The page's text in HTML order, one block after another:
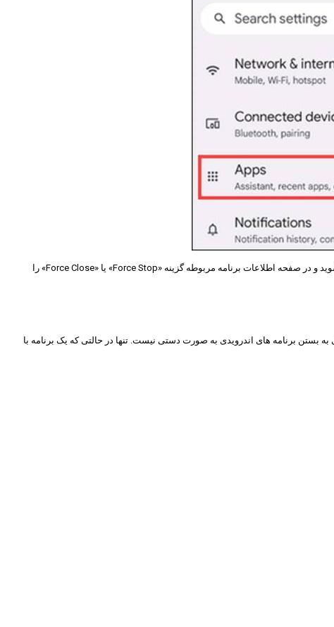
شما همچنین می‌توانید علاوه بر بستن برنامه‌ ها از طریق بخش «برنامه‌های اخیر»، آنها را از قسمت تنظیمات ببندید. برای این کار وارد بخش «برنامه‌‌ها» در تنظیمات شوید و در صفحه اطلاعات برنامه مربوطه گزینه «Force Stop» یا «Force Close» را
به بستن برنامه های اندرویدی به صورت دستی نیست. تنها در حالتی که یک برنامه با